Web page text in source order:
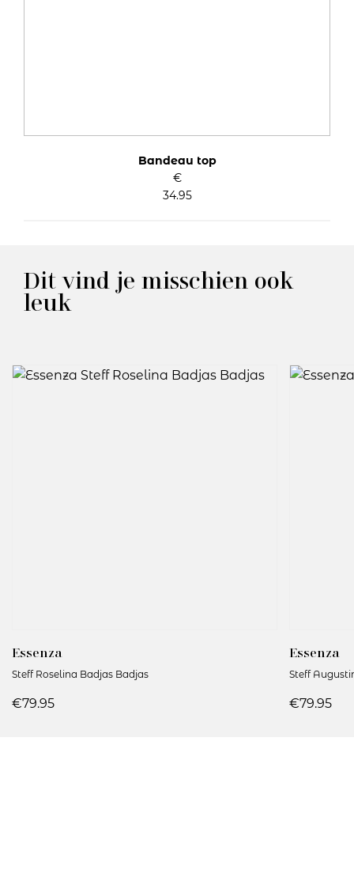
Bandeau top
€
34.95
Dit vind je misschien ook
leuk
Essenza
Steff Roselina Badjas Badjas
€79.95
Essenza
Steff
€79.95